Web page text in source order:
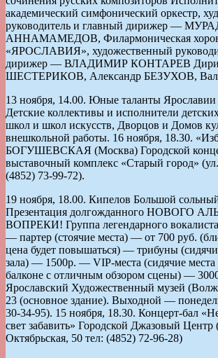
академический симфонический оркестр,
руководитель и главный дирижер —
АННАМАМЕДОВ, Филармоническая
«ЯРОСЛАВИЯ», художественный
дирижер — ВЛАДИМИР КОНТАРЕВ
ШЕСТЕРИКОВ, Александр БЕЗУХОВ,
13 ноября, 14.00. Юные таланты
Детские коллективы и исполнители
школ и школ искусств, Дворцов и Домов
внешкольной работы. 16 ноября, 18.30.
БОГУШЕВСКАЯ (Москва) Городской
выставочный комплекс «Старый город»
(4852) 73-99-72).
19 ноября, 18.00. Кипелов Большой
Презентация долгожданного НОВОГО
ВОПРЕКИ! Группа легендарного
— партер (стоячие места) — от 700 руб.
цена будет повышаться) — трибуны
зала) — 1500р. — VIP-места (сидячие места
балконе с отличным обзором сцены) —
Ярославский Художественный музей
23 (основное здание). Выходной —
30-34-95). 15 ноября, 18.30. Концерт-бал
свет забавить» Городской Джазовый Центр
Октябрьская, 50 тел: (4852) 72-96-28)